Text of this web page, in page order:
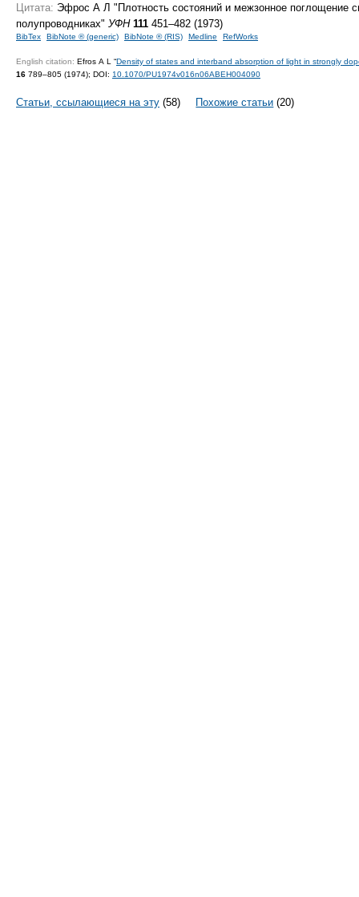
Цитата: Эфрос А Л "Плотность состояний и межзонное поглощение
полупроводниках" УФН 111 451–482 (1973)
BibTex BibNote ® (generic) BibNote ® (RIS) Medline RefWorks
English citation: Efros A L “Density of states and interband absorption of light in strongly
16 789–805 (1974); DOI: 10.1070/PU1974v016n06ABEH004090
Статьи, ссылающиеся на эту (58) Похожие статьи (20)